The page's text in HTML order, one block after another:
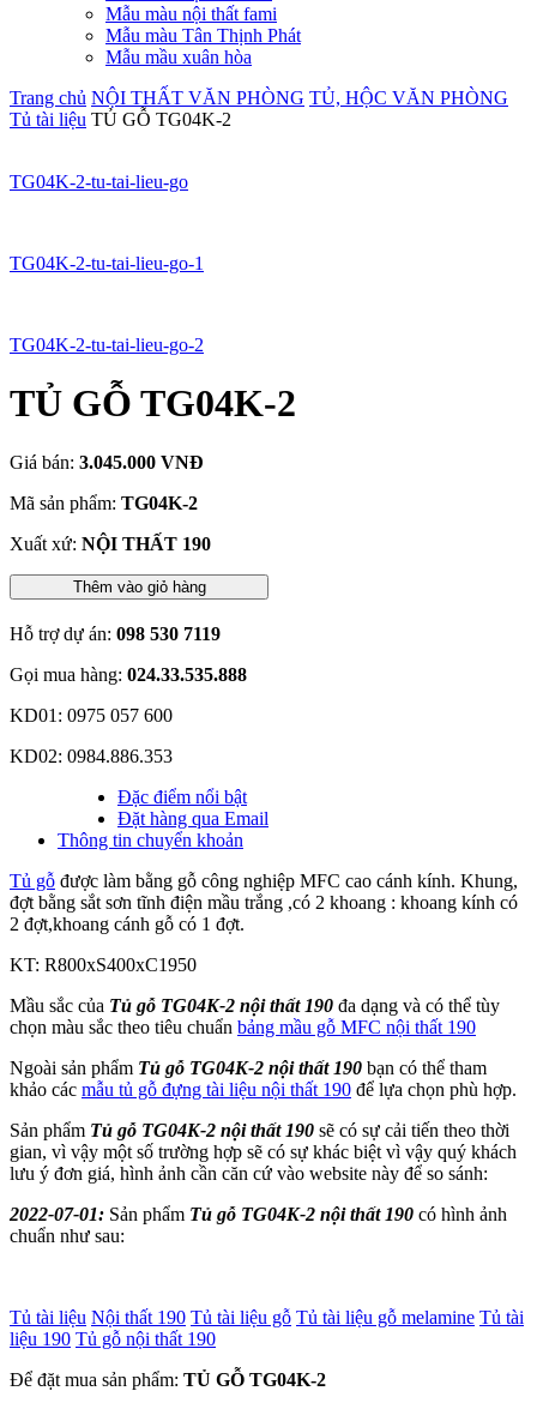
Mẫu màu nội thất fami
Mẫu màu Tân Thịnh Phát
Mẫu mầu xuân hòa
Trang chủ NỘI THẤT VĂN PHÒNG TỦ, HỘC VĂN PHÒNG
Tủ tài liệu TỦ GỖ TG04K-2
TG04K-2-tu-tai-lieu-go
TG04K-2-tu-tai-lieu-go-1
TG04K-2-tu-tai-lieu-go-2
TỦ GỖ TG04K-2
Giá bán: 3.045.000 VNĐ
Mã sản phẩm: TG04K-2
Xuất xứ: NỘI THẤT 190
Thêm vào giỏ hàng
Hỗ trợ dự án: 098 530 7119
Gọi mua hàng: 024.33.535.888
KD01: 0975 057 600
KD02: 0984.886.353
Đặc điểm nổi bật
Đặt hàng qua Email
Thông tin chuyển khoản
Tủ gỗ được làm bằng gỗ công nghiệp MFC cao cánh kính. Khung,
đợt bằng sắt sơn tĩnh điện mầu trắng ,có 2 khoang : khoang kính có
2 đợt,khoang cánh gỗ có 1 đợt.
KT: R800xS400xC1950
Mầu sắc của Tủ gỗ TG04K-2 nội thất 190 đa dạng và có thể tùy
chọn màu sắc theo tiêu chuẩn bảng mầu gỗ MFC nội thất 190
Ngoài sản phẩm Tủ gỗ TG04K-2 nội thất 190 bạn có thể tham
khảo các mẫu tủ gỗ đựng tài liệu nội thất 190 để lựa chọn phù hợp.
Sản phẩm Tủ gỗ TG04K-2 nội thất 190 sẽ có sự cải tiến theo thời
gian, vì vậy một số trường hợp sẽ có sự khác biệt vì vậy quý khách
lưu ý đơn giá, hình ảnh cần căn cứ vào website này để so sánh:
2022-07-01: Sản phẩm Tủ gỗ TG04K-2 nội thất 190 có hình ảnh
chuẩn như sau:
Tủ tài liệu Nội thất 190 Tủ tài liệu gỗ Tủ tài liệu gỗ melamine Tủ tài
liệu 190 Tủ gỗ nội thất 190
Để đặt mua sản phẩm: TỦ GỖ TG04K-2